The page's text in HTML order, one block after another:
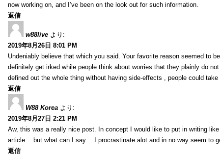
now working on, and I’ve been on the look out for such information.
返信
w88live より:
2019年8月26日 8:01 PM
Undeniably believe that which you said. Your favorite reason seemed to
definitely get irked while people think about worries that they plainly do
defined out the whole thing without having side-effects , people could
返信
W88 Korea より:
2019年8月27日 2:21 PM
Aw, this was a really nice post. In concept I would like to put in writing
article… but what can I say… I procrastinate alot and in no way seem to
返信